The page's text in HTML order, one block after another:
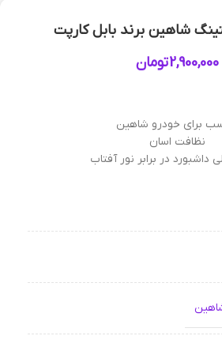
شاهین برند بابل کارپت
2,900,000تومان
برای خودرو شاهین
نظافت اسان
داشبورد در برابر نور آفتاب